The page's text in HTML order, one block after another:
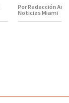
Por Redacción
Noticias Miami